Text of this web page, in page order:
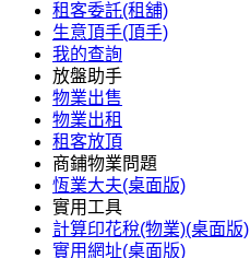
租客委託(租舖)
生意頂手(頂手)
我的查詢
放盤助手
物業出售
物業出租
租客放頂
商鋪物業問題
恆業大夫(桌面版)
實用工具
計算印花稅(物業)(桌面版)
實用網址(桌面版)